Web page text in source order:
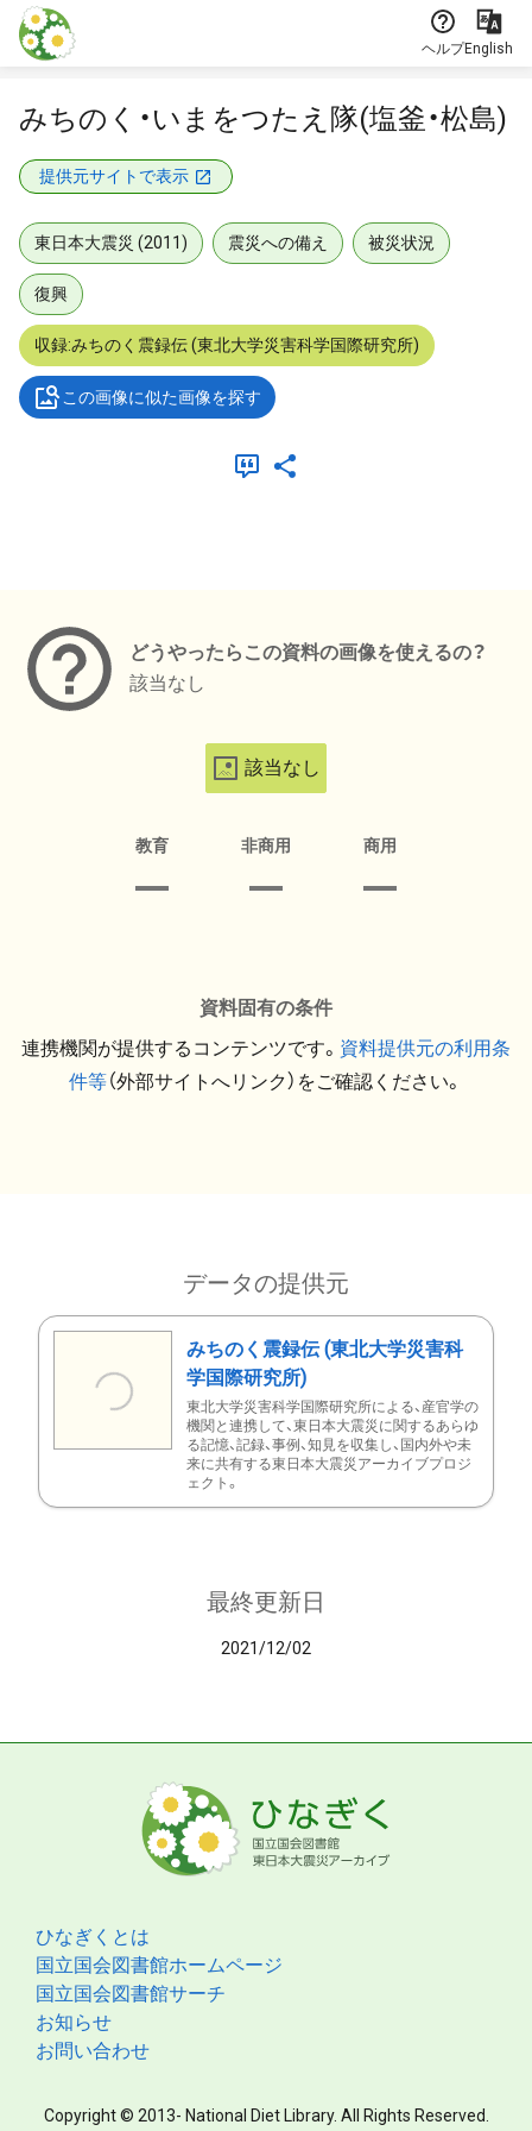
本文に飛ぶ
ヘルプEnglish
みちのく・いまをつたえ隊(塩釜・松島)
提供元サイトで表示
東日本大震災 (2011) 震災への備え 被災状況
復興
収録:みちのく震録伝 (東北大学災害科学国際研究所)
この画像に似た画像を探す
どうやったらこの資料の画像を使えるの？
該当なし
該当なし
教育 非商用 商用
資料固有の条件
連携機関が提供するコンテンツです。 資料提供元の利用条
件等（外部サイトへリンク）をご確認ください。
データの提供元
みちのく震録伝 (東北大学災害科
学国際研究所)
東北大学災害科学国際研究所による、産官学の
機関と連携して、東日本大震災に関するあらゆ
る記憶、記録、事例、知見を収集し、国内外や未
来に共有する東日本大震災アーカイブプロジ
ェクト。
最終更新日
2021/12/02
ひなぎくとは
国立国会図書館ホームページ
国立国会図書館サーチ
お知らせ
お問い合わせ
Copyright © 2013- National Diet Library. All Rights Reserved.